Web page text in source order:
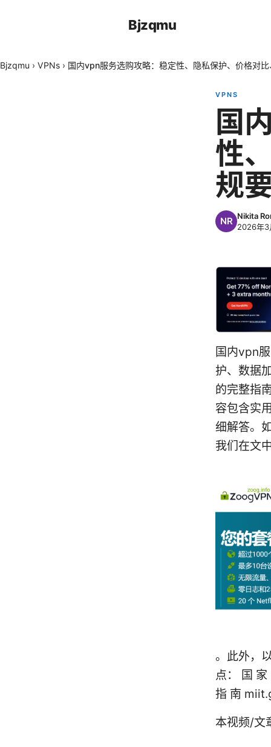
Bjzqmu
Bjzqmu › VPNs › 国内vpn服务选购攻略：稳定性、隐私保护、价格对
VPNS
国
性
规
Nikita
2026年3
国内vpn
护、数据
的完整指
容包含实
细解答。
我们在文
。此外，
点： 国
指 南
本视频/文